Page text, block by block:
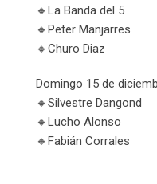
🔸️La Banda del 5
🔸️Peter Manjarres
🔸️Churo Diaz
Domingo 15 de
🔸️Silvestre Dangond
🔸️Lucho Alonso
🔸️Fabián Corrales